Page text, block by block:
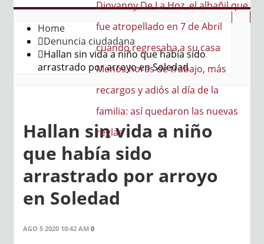
Hoz, el albañil que
en 7 de Abril
a su casa
trabajo, más
Home
Denuncia ciudadana
Hallan sin vida a niño que había sido
arrastrado por arroyo en Soledad
Hallan sin vida a niño
que había sido
arrastrado por arroyo
en Soledad
AGO 5 2020 10:42 AM 0